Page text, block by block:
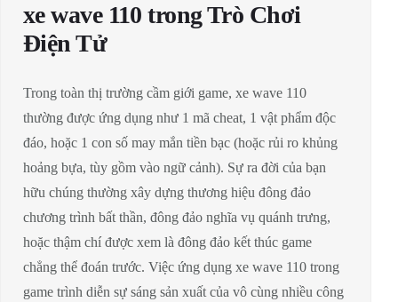
xe wave 110 trong Trò Chơi
Điện Tử
Trong toàn thị trường cầm giới game, xe wave 110
thường được ứng dụng như 1 mã cheat, 1 vật phẩm độc
đáo, hoặc 1 con số may mắn tiền bạc (hoặc rủi ro khủng
hoảng bựa, tùy gồm vào ngữ cảnh). Sự ra đời của bạn
hữu chúng thường xây dựng thương hiệu đông đảo
chương trình bất thần, đông đảo nghĩa vụ quánh trưng,
hoặc thậm chí được xem là đông đảo kết thúc game
chẳng thể đoán trước. Việc ứng dụng xe wave 110 trong
game trình diễn sự sáng sản xuất của vô cùng nhiều công